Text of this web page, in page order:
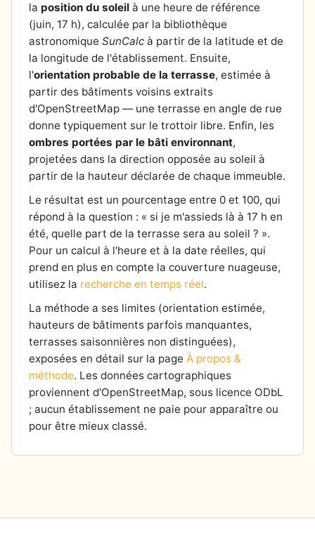
la position du soleil à une heure de référence
(juin, 17 h), calculée par la bibliothèque
astronomique SunCalc à partir de la latitude et de
la longitude de l'établissement. Ensuite,
l'orientation probable de la terrasse, estimée à
partir des bâtiments voisins extraits
d'OpenStreetMap — une terrasse en angle de rue
donne typiquement sur le trottoir libre. Enfin, les
ombres portées par le bâti environnant,
projetées dans la direction opposée au soleil à
partir de la hauteur déclarée de chaque immeuble.
Le résultat est un pourcentage entre 0 et 100, qui
répond à la question : « si je m'assieds là à 17 h en
été, quelle part de la terrasse sera au soleil ? ».
Pour un calcul à l'heure et à la date réelles, qui
prend en plus en compte la couverture nuageuse,
utilisez la recherche en temps réel.
La méthode a ses limites (orientation estimée,
hauteurs de bâtiments parfois manquantes,
terrasses saisonnières non distinguées),
exposées en détail sur la page À propos &
méthode. Les données cartographiques
proviennent d'OpenStreetMap, sous licence ODbL
; aucun établissement ne paie pour apparaître ou
pour être mieux classé.